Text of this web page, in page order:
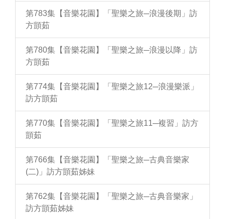
第783集【音樂花園】「聖樂之旅─浪漫後期」訪
方顗茹
第780集【音樂花園】「聖樂之旅─浪漫以降」訪
方顗茹
第774集【音樂花園】「聖樂之旅12─浪漫樂派」
訪方顗茹
第770集【音樂花園】「聖樂之旅11─複習」訪方
顗茹
第766集【音樂花園】「聖樂之旅─古典音樂家
(二)」訪方顗茹姊妹
第762集【音樂花園】「聖樂之旅─古典音樂家」
訪方顗茹姊妹